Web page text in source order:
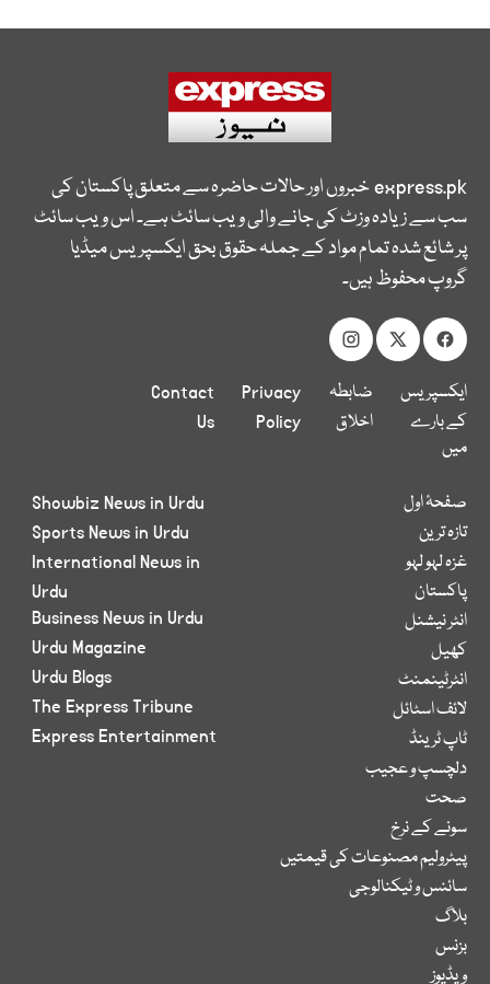
express.pkخبروں اور حالات حاضرہ سے متعلق پاکستان کی
سب سے زیادہ وزٹ کی جانے والی ویب سائٹ ہے۔ اس ویب سائٹ
پر شائع شدہ تمام مواد کے جملہ حقوق بحق ایکسپریس میڈیا
گروپ محفوظ ہیں۔
ایکسپریس
کے بارے
میں
ضابطہ
اخلاق
Privacy
Policy
Contact
Us
صفحۂ اول
تازہ ترین
غزہ لہو لہو
پاکستان
انٹر نیشنل
کھیل
انٹرٹینمنٹ
لائف اسٹائل
ٹاپ ٹرینڈ
دلچسپ و عجیب
صحت
سونے کے نرخ
پیٹرولیم مصنوعات کی قیمتیں
سائنس و ٹیکنالوجی
بلاگ
بزنس
ویڈیوز
Showbiz News in Urdu
Sports News in Urdu
International News in
Urdu
Business News in Urdu
Urdu Magazine
Urdu Blogs
The Express Tribune
Express Entertainment